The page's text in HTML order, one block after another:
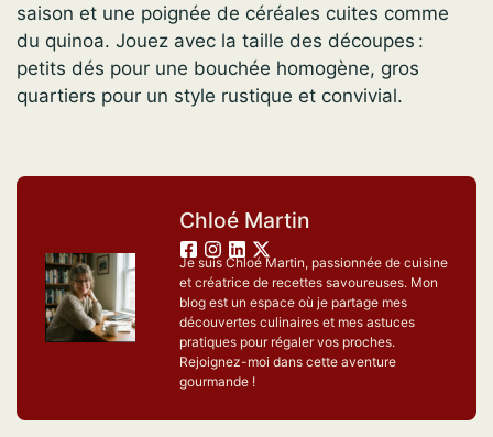
saison et une poignée de céréales cuites comme
du quinoa. Jouez avec la taille des découpes :
petits dés pour une bouchée homogène, gros
quartiers pour un style rustique et convivial.
Chloé Martin
Je suis Chloé Martin, passionnée de cuisine
et créatrice de recettes savoureuses. Mon
blog est un espace où je partage mes
découvertes culinaires et mes astuces
pratiques pour régaler vos proches.
Rejoignez-moi dans cette aventure
gourmande !